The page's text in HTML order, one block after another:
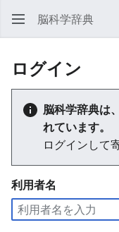
脳科学辞典
ログイン
脳科学辞典は
れています。
ログインして
利用者名